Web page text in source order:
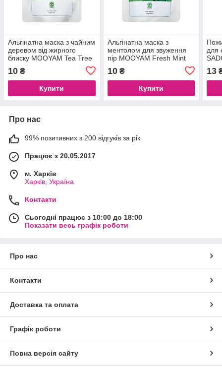
Альгінатна маска з чайним
деревом від жирного
блиску MOOYAM Tea Tree
10 ₴
Купити
Альгінатна маска з
ментолом для звуження
пір MOOYAM Fresh Mint
10₴
Купити
для
13
Про нас
99% позитивних з 200 відгуків за рік
Працює з 20.05.2017
м. Харків
Харків, Україна
Контакти
Сьогодні працює з 10:00 до 18:00
Показати весь графік роботи
Про нас
Контакти
Доставка та оплата
Графік роботи
Повна версія сайту